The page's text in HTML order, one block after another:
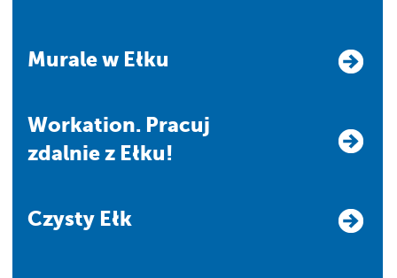
Murale w Ełku
Workation. Pracuj
zdalnie z Ełku!
Czysty Ełk